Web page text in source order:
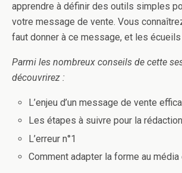
apprendre à définir des outils simples
votre message de vente. Vous
faut donner à ce message, et les écueils
Parmi les nombreux conseils de cette
découvrirez :
L’enjeu d’un message de vente
Les étapes à suivre pour la
L’erreur n°1
Comment adapter la forme au média